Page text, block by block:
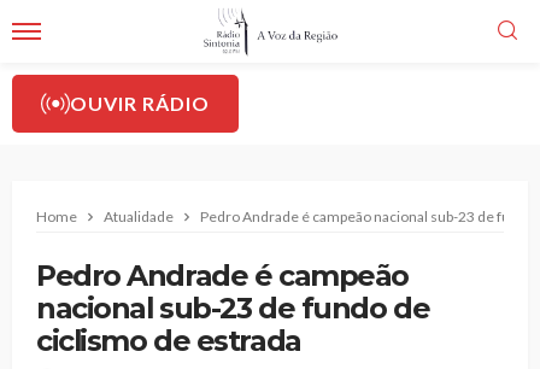
OUVIR RÁDIO
Home Atualidade Pedro Andrade é campeão nacional sub-23 de
Pedro Andrade é campeão
nacional sub-23 de fundo de
ciclismo de estrada